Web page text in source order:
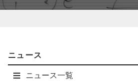
ニュース
ニュース一覧